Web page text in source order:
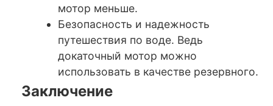
мотор меньше.
Безопасность и надежность
путешествия по воде. Ведь
докаточный мотор можно
использовать в качестве резервного.
Заключение